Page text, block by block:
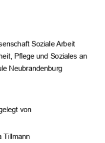
Soziale Arbeit
Pflege und Soziales an
Neubrandenburg
t von
Tillmann